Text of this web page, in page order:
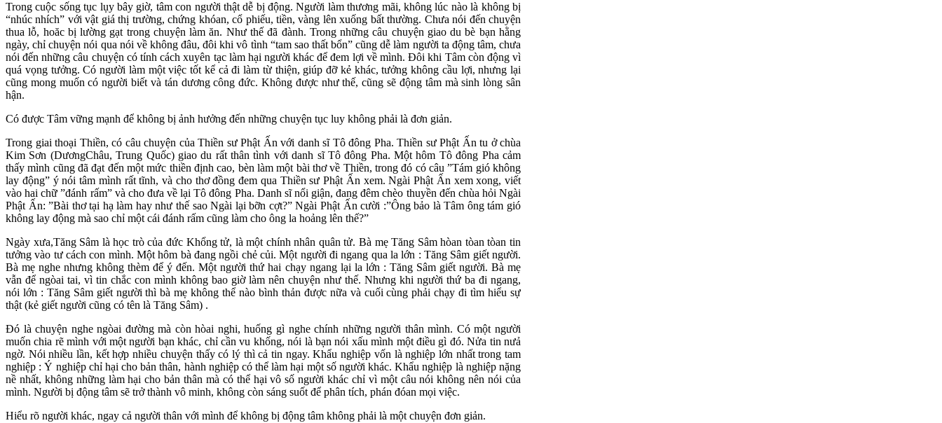
Trong cuộc sống tục lụy bây giờ, tâm con người thật dễ bị động. Người làm thương mãi, không lúc nào là không bị
“nhúc nhích” với vật giá thị trường, chứng khóan, cổ phiếu, tiền, vàng lên xuống bất thường. Chưa nói đến chuyện
thua lỗ, hoăc bị lường gạt trong chuyện làm ăn. Như thế đã đành. Trong những câu chuyện giao du bè bạn hằng
ngày, chỉ chuyện nói qua nói về không đâu, đôi khi vô tình “tam sao thất bổn” cũng dễ làm người ta động tâm, chưa
nói đến những câu chuyện có tính cách xuyên tạc làm hại người khác để đem lợi về mình. Đôi khi Tâm còn động vì
quá vọng tưởng. Có người làm một việc tốt kể cả đi làm từ thiện, giúp đỡ kẻ khác, tưởng không cầu lợi, nhưng lại
cũng mong muốn có người biết và tán dương công đức. Không được như thế, cũng sẽ động tâm mà sinh lòng sân
hận.
Có được Tâm vững mạnh để không bị ảnh hưởng đến những chuyện tục luy không phải là đơn giản.
Trong giai thoại Thiền, có câu chuyện của Thiền sư Phật Ấn với danh sĩ Tô đông Pha. Thiền sư Phật Ấn tu ở chùa
Kim Sơn (DươngChâu, Trung Quốc) giao du rất thân tình với danh sĩ Tô đông Pha. Một hôm Tô đông Pha cảm
thấy mình cũng đã đạt đến một mức thiền định cao, bèn làm một bài thơ về Thiền, trong đó có câu ”Tám gió không
lay động” ý nói tâm mình rất tĩnh, và cho thơ đồng đem qua Thiền sư Phật Ấn xem. Ngài Phật Ấn xem xong, viết
vào hai chữ ”đánh rấm” và cho đưa về lại Tô đông Pha. Danh sĩ nổi giận, đang đêm chèo thuyền đến chùa hỏi Ngài
Phật Ấn: ”Bài thơ tại hạ làm hay như thế sao Ngài lại bỡn cợt?” Ngài Phật Ấn cười :”Ông bảo là Tâm ông tám gió
không lay động mà sao chỉ một cái đánh rấm cũng làm cho ông la hoảng lên thế?”
Ngày xưa,Tăng Sâm là học trò của đức Khổng tử, là một chính nhân quân tử. Bà mẹ Tăng Sâm hòan tòan tòan tin
tưởng vào tư cách con mình. Một hôm bà đang ngồi chẻ củi. Một người đi ngang qua la lớn : Tăng Sâm giết người.
Bà mẹ nghe nhưng không thèm để ý đến. Một người thứ hai chạy ngang lại la lớn : Tăng Sâm giết người. Bà mẹ
vẫn để ngòai tai, vì tin chắc con mình không bao giờ làm nên chuyện như thế. Nhưng khi người thứ ba đi ngang,
nói lớn : Tăng Sâm giết người thì bà mẹ không thể nào bình thản được nữa và cuối cùng phải chạy đi tìm hiểu sự
thật (kẻ giết người cũng có tên là Tăng Sâm) .
Đó là chuyện nghe ngòai đường mà còn hòai nghi, huống gì nghe chính những người thân mình. Có một người
muốn chia rẽ mình với một người bạn khác, chỉ cần vu khống, nói là bạn nói xấu mình một điều gì đó. Nửa tin nưả
ngờ. Nói nhiều lần, kết hợp nhiều chuyện thấy có lý thì cả tin ngay. Khẩu nghiệp vốn là nghiệp lớn nhất trong tam
nghiệp : Ý nghiệp chỉ hại cho bản thân, hành nghiệp có thể làm hại một số người khác. Khẩu nghiệp là nghiệp nặng
nề nhất, không những làm hại cho bản thân mà có thể hại vô số người khác chỉ vì một câu nói không nên nói của
mình. Người bị động tâm sẽ trở thành vô minh, không còn sáng suốt để phân tích, phán đóan mọi việc.
Hiểu rõ người khác, ngay cả người thân với mình để không bị động tâm không phải là một chuyện đơn giản.